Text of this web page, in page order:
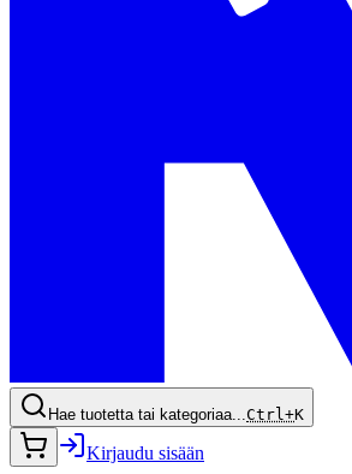
Hae tuotetta tai kategoriaa...Ctrl+K
Kirjaudu sisään